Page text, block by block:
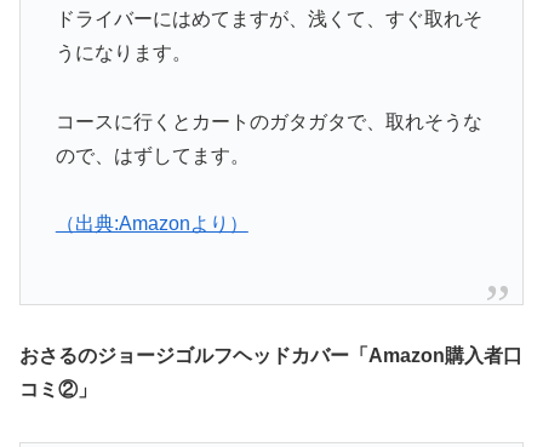
ドライバーにはめてますが、浅くて、すぐ取れそ
うになります。
コースに行くとカートのガタガタで、取れそうな
ので、はずしてます。
（出典:Amazonより）
おさるのジョージゴルフヘッドカバー「Amazon購入者口
コミ②」